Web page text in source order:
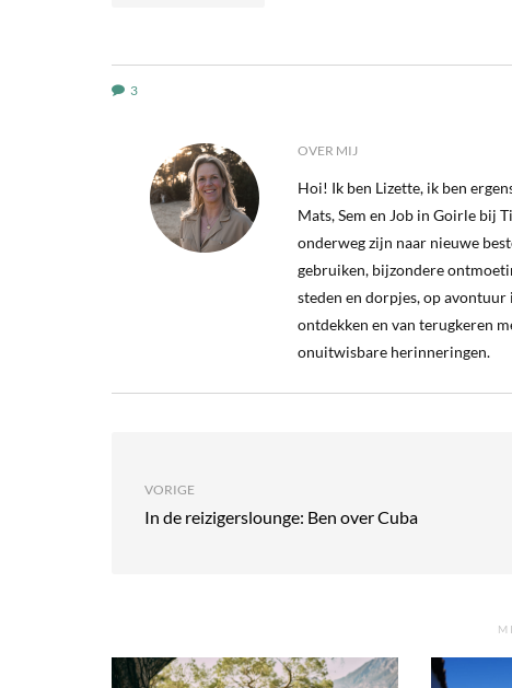
3
OVER MIJ
Hoi! Ik ben Lizette, ik ben
Mats, Sem en Job in Goirle bij
onderweg zijn naar nieuwe
gebruiken, bijzondere
steden en dorpjes, op
ontdekken en van terugkeren
onuitwisbare herinneringen.
VORIGE
In de reizigerslounge: Ben over Cuba